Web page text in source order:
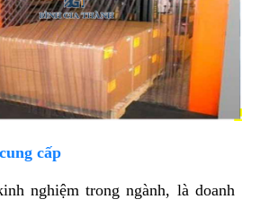
cấp
nghiệm trong ngành, là doanh